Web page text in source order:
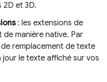
et 3D.
: les extensions de
manière native. Par
remplacement de texte
le texte affiché sur vos